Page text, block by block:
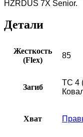
HZRDUS 7X Senior.
Детали
Жесткость
(Flex)
85
Загиб
TC 4
Хват